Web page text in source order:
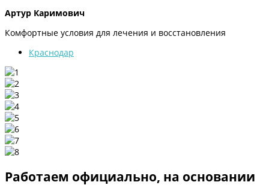
Артур Каримович
Комфортные условия для лечения и восстановления
Краснодар
Работаем официально, на основании